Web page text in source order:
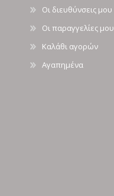
Οι διευθύνσεις μου
Οι παραγγελίες μου
Καλάθι αγορών
Αγαπημένα